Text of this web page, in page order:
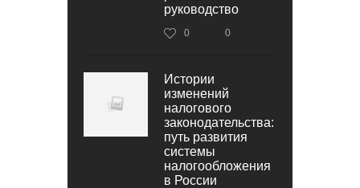
руководство
0 0
Истории
изменений
налогового
законодательства:
путь развития
системы
налогообложения
в России